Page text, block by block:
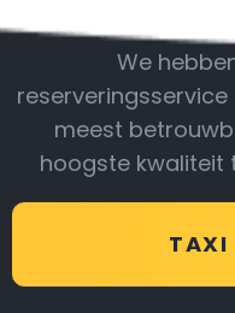
We
meest
hoogste kwaliteit
TAXI